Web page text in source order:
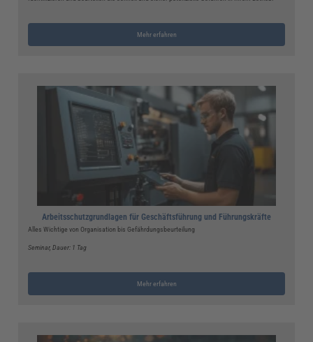
Mehr erfahren
Arbeitsschutzgrundlagen für Geschäftsführung und Führungskräfte
Alles Wichtige von Organisation bis Gefährdungsbeurteilung
Seminar, Dauer: 1 Tag
Mehr erfahren